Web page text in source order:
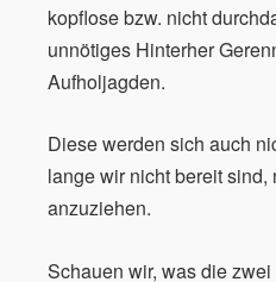
kopflose bzw. nicht
unnötiges Hinterher
Aufholjagden.
Diese werden sich auch
lange wir nicht bereit
anzuziehen.
Schauen wir, was die